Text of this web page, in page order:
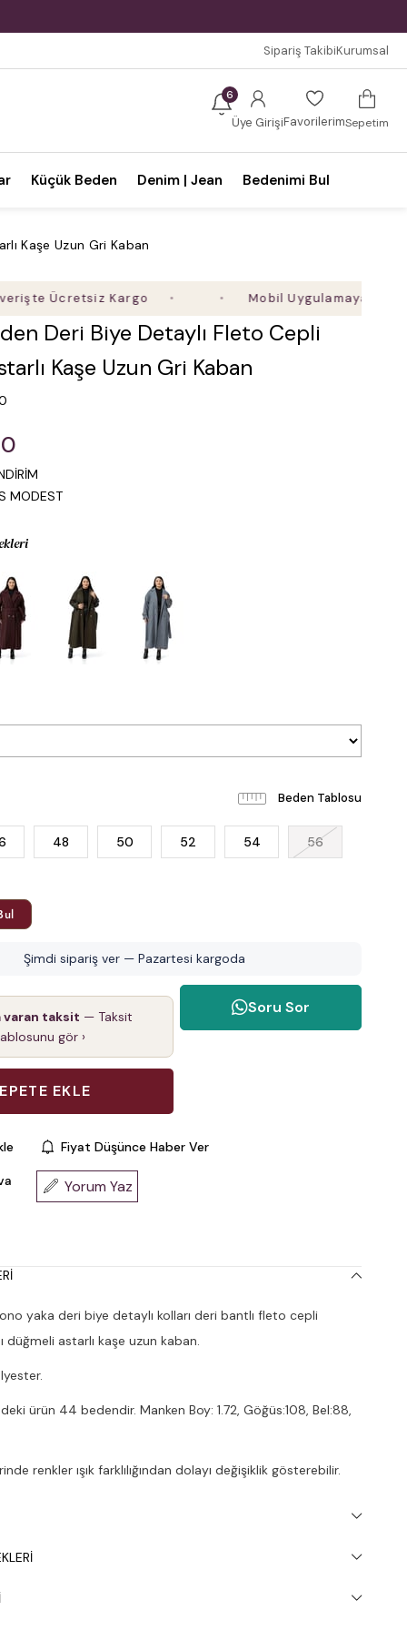
Sipariş TakibiKurumsal
6
Üye GirişiFavorilerimSepetim
Küçük Beden Denim | Jean Bedenimi Bul
Kaşe Uzun Gri Kaban
Ücretsiz Kargo Mobil Uygulamaya Özel Ek
Deri Biye Detaylı Fleto Cepli
Kaşe Uzun Gri Kaban
MODEST
Beden Tablosu
48 50 52 54 56
Şimdi sipariş ver — Pazartesi kargoda
varan taksit — Taksit
gör ›
Soru Sor
Fiyat Düşünce Haber Ver
Yorum Yaz
yaka deri biye detaylı kolları deri bantlı fleto cepli
düğmeli astarlı kaşe uzun kaban.
ürün 44 bedendir. Manken Boy: 1.72, Göğüs:108, Bel:88,
renkler ışık farklılığından dolayı değişiklik gösterebilir.